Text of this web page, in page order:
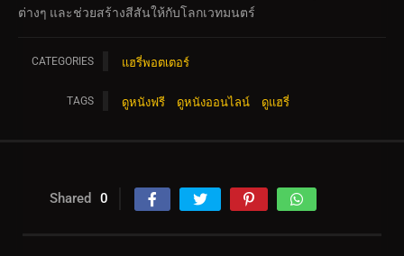
ต่างๆ และช่วยสร้างสีสันให้กับโลกเวทมนตร์
CATEGORIES แฮรี่พอตเตอร์
TAGS ดูหนังฟรี ดูหนังออนไลน์ ดูแฮรี่
Shared 0